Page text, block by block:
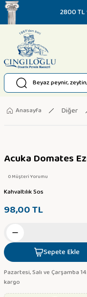
2800
Anasayfa Diğer
Acuka Domates
0 Müşteri Yorumu
Kahvaltılık Sos
98,00 TL
Sepete Ekle
Pazartesi, Salı ve Çarşamba
kargo